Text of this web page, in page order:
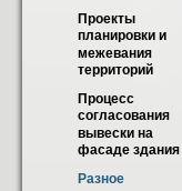
Проекты
планировки и
межевания
территорий
Процесс
согласования
вывески на
фасаде здания
Разное